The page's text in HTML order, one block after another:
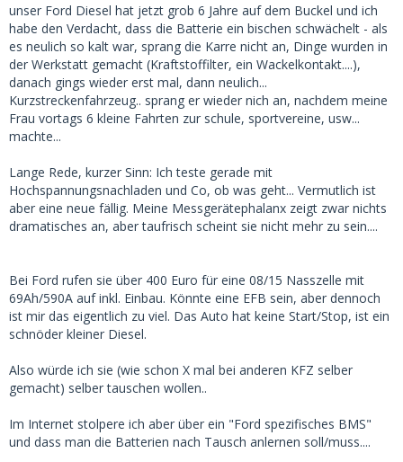
unser Ford Diesel hat jetzt grob 6 Jahre auf dem Buckel und ich
habe den Verdacht, dass die Batterie ein bischen schwächelt - als
es neulich so kalt war, sprang die Karre nicht an, Dinge wurden in
der Werkstatt gemacht (Kraftstoffilter, ein Wackelkontakt....),
danach gings wieder erst mal, dann neulich...
Kurzstreckenfahrzeug.. sprang er wieder nich an, nachdem meine
Frau vortags 6 kleine Fahrten zur schule, sportvereine, usw...
machte...
Lange Rede, kurzer Sinn: Ich teste gerade mit
Hochspannungsnachladen und Co, ob was geht... Vermutlich ist
aber eine neue fällig. Meine Messgerätephalanx zeigt zwar nichts
dramatisches an, aber taufrisch scheint sie nicht mehr zu sein....
Bei Ford rufen sie über 400 Euro für eine 08/15 Nasszelle mit
69Ah/590A auf inkl. Einbau. Könnte eine EFB sein, aber dennoch
ist mir das eigentlich zu viel. Das Auto hat keine Start/Stop, ist ein
schnöder kleiner Diesel.
Also würde ich sie (wie schon X mal bei anderen KFZ selber
gemacht) selber tauschen wollen..
Im Internet stolpere ich aber über ein "Ford spezifisches BMS"
und dass man die Batterien nach Tausch anlernen soll/muss....